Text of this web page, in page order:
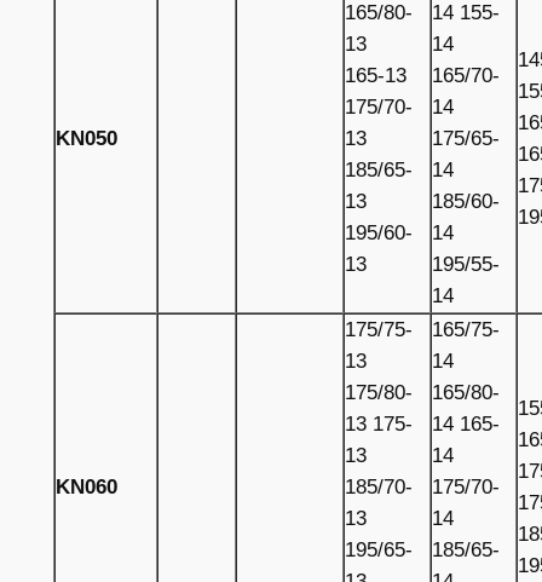
KN050
165/80-
13
165-13
175/70-
13
185/65-
13
195/60-
13
14 155-
14
165/70-
14
175/65-
14
185/60-
14
195/55-
14
KN060
175/75-
13
175/80-
13 175-
13
185/70-
13
195/65-
165/75-
14
165/80-
14 165-
14
175/70-
14
185/65-